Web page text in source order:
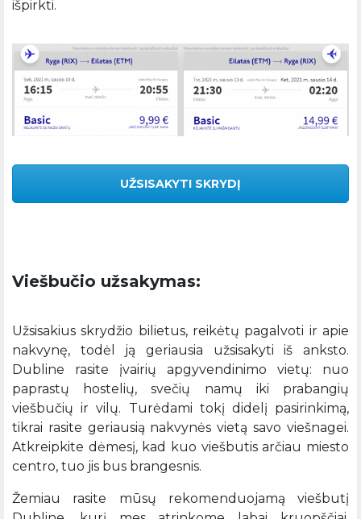
išpirkti.
UŽSISAKYTI SKRYDĮ
Viešbučio užsakymas:
Užsisakius skrydžio bilietus, reikėtų pagalvoti ir apie
nakvynę, todėl ją geriausia užsisakyti iš anksto.
Dubline rasite įvairių apgyvendinimo vietų: nuo
paprastų hostelių, svečių namų iki prabangių
viešbučių ir vilų. Turėdami tokį didelį pasirinkimą,
tikrai rasite geriausią nakvynės vietą savo viešnagei.
Atkreipkite dėmesį, kad kuo viešbutis arčiau miesto
centro, tuo jis bus brangesnis.
Žemiau rasite mūsų rekomenduojamą viešbutį